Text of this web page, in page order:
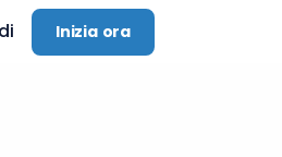
Inizia ora